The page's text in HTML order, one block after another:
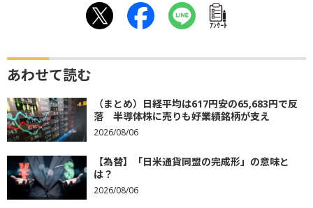
ｱﾝｹｰﾄ
あわせて読む
（まとめ）日経平均は617円安の65,683円で反
落 半導体株に売りも好業績銘柄が支え
2026/08/06
【為替】「日米通貨同盟の完成形」の意味と
は？
2026/08/06